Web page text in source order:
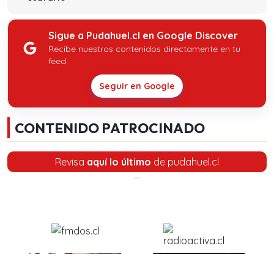
Sigue a Pudahuel.cl en Google Discover
Recibe nuestros contenidos directamente en tu
feed.
Seguir en Google
CONTENIDO PATROCINADO
Revisa aquí lo último de pudahuel.cl